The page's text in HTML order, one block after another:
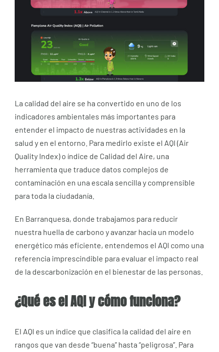
La calidad del aire se ha convertido en uno de los
indicadores ambientales más importantes para
entender el impacto de nuestras actividades en la
salud y en el entorno. Para medirlo existe el AQI (Air
Quality Index) o índice de Calidad del Aire, una
herramienta que traduce datos complejos de
contaminación en una escala sencilla y comprensible
para toda la ciudadanía.
En Barranquesa, donde trabajamos para reducir
nuestra huella de carbono y avanzar hacia un modelo
energético más eficiente, entendemos el AQI como una
referencia imprescindible para evaluar el impacto real
de la descarbonización en el bienestar de las personas.
¿Qué es el AQI y cómo funciona?
El AQI es un índice que clasifica la calidad del aire en
rangos que van desde “buena” hasta “peligrosa”. Para